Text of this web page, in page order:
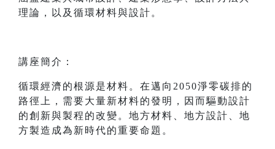
理論，以及循環材料與設計。
講座簡介：
循環經濟的根源是材料。在邁向2050淨零碳排的
路徑上，需要大量新材料的發明，因而驅動設計
的創新與製程的改變。地方材料、地方設計、地
方製造成為新時代的重要命題。